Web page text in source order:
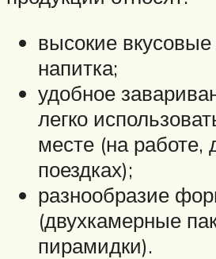
высокие вкусовые
напитка;
удобное
легко
месте (на работе,
поездках);
разнообразие
(двухкамерные
пирамидки).